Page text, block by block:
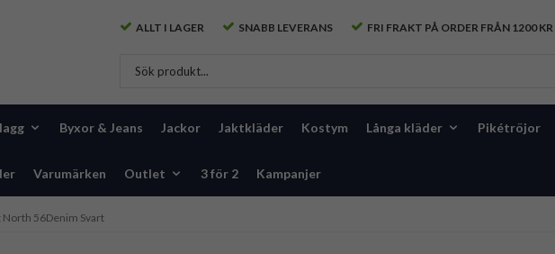
ALLT I LAGER SNABB LEVERANS FRI FRAKT PÅ ORDER FRÅN 1200 KR
Byxor & Jeans Jackor Jaktkläder Kostym Långa kläder Pikétröjor
Varumärken Outlet 3 för 2 Kampanjer
56Denim Svart